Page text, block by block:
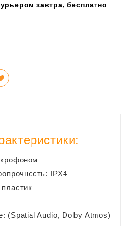
завтра, бесплатно
IPX4
(Spatial Audio, Dolby Atmos)